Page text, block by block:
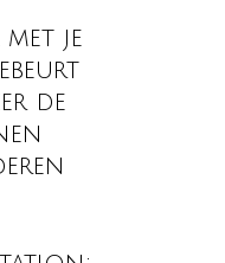
je
de